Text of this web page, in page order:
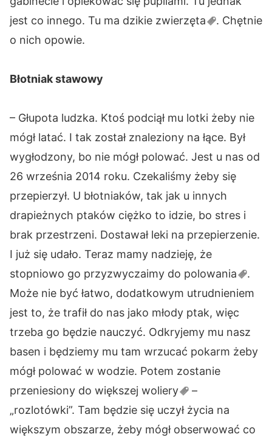
jest co innego. Tu ma dzikie zwierzęta
. Chętnie
o nich opowie.
Błotniak stawowy
– Głupota ludzka. Ktoś podciął mu lotki żeby nie
mógł latać. I tak został znaleziony na łące. Był
wygłodzony, bo nie mógł polować. Jest u nas od
26 września 2014 roku. Czekaliśmy żeby się
przepierzył. U błotniaków, tak jak u innych
drapieżnych ptaków ciężko to idzie, bo stres i
brak przestrzeni. Dostawał leki na przepierzenie.
I już się udało. Teraz mamy nadzieję, że
stopniowo go przyzwyczaimy do polowania
.
Może nie być łatwo, dodatkowym utrudnieniem
jest to, że trafił do nas jako młody ptak, więc
trzeba go będzie nauczyć. Odkryjemy mu nasz
basen i będziemy mu tam wrzucać pokarm żeby
mógł polować w wodzie. Potem zostanie
przeniesiony do większej woliery
–
„rozlotówki”. Tam będzie się uczył życia na
większym obszarze, żeby mógł obserwować co